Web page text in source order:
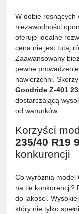
W dobie rosnących
niezawodności
oferuje idealne
cena nie jest tutaj
Zaawansowany
pewne
nawierzchni.
Goodride Z-401
dostarczającą
od warunków.
Korzyści
235/40 R19
konkurencji
Co wyróżnia model
na tle konkurencji?
do jakości.
który nie tylko